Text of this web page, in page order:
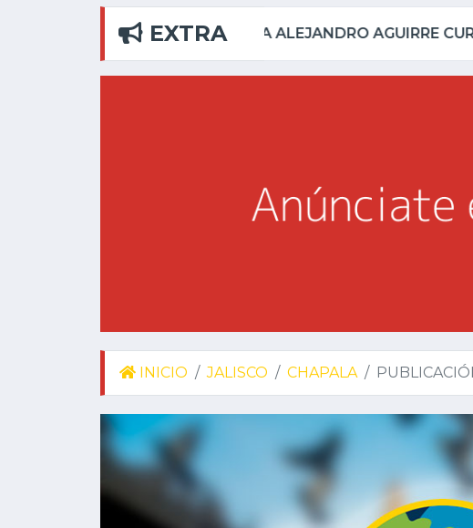
EXTRA ATOTONILQUILLO
INICIO JALISCO CHAPALA